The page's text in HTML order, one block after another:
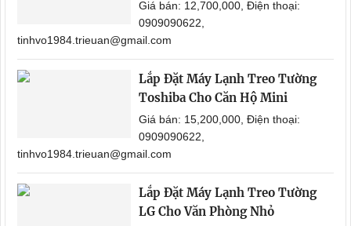
Giá bán: 12,700,000, Điện thoại:
0909090622,
tinhvo1984.trieuan@gmail.com
Lắp Đặt Máy Lạnh Treo Tường
Toshiba Cho Căn Hộ Mini
Giá bán: 15,200,000, Điện thoại:
0909090622,
tinhvo1984.trieuan@gmail.com
Lắp Đặt Máy Lạnh Treo Tường
LG Cho Văn Phòng Nhỏ